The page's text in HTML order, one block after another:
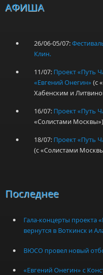
АФИША
26/06-05/07:
Клин.
11/07: Проект «Путь
«Евгений Онегин» (с
Хабенским и
16/07: Проект «Путь
«Солистами Москвы»)
18/07: Проект «Путь
(с «Солистами
Последнее
Гала-концерты проекта
вернутся в Воткинск и
ВЮСО провел новый
«Евгений Онегин» с